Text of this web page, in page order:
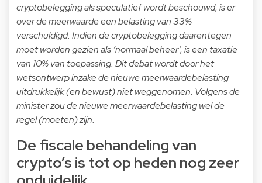
cryptobelegging als speculatief wordt beschouwd, is er
over de meerwaarde een belasting van 33%
verschuldigd. Indien de cryptobelegging daarentegen
moet worden gezien als ‘normaal beheer’, is een taxatie
van 10% van toepassing. Dit debat wordt door het
wetsontwerp inzake de nieuwe meerwaardebelasting
uitdrukkelijk (en bewust) niet weggenomen. Volgens de
minister zou de nieuwe meerwaardebelasting wel de
regel (moeten) zijn.
De fiscale behandeling van
crypto’s is tot op heden nog zeer